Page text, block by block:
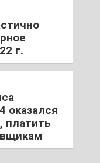
г.
оказался
платить